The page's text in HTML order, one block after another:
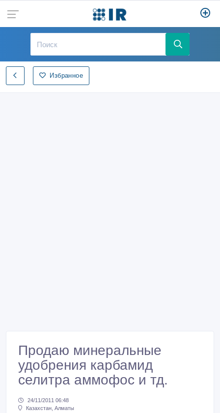
Избранное
Продаю минеральные
удобрения карбамид
селитра аммофос и тд.
24/11/2011 06:48
Казахстан, Алматы